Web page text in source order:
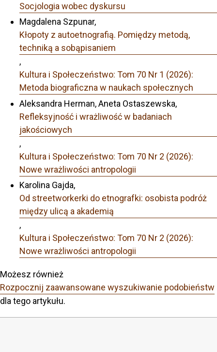
Socjologia wobec dyskursu
Magdalena Szpunar,
Kłopoty z autoetnografią. Pomiędzy metodą,
techniką a sobąpisaniem
,
Kultura i Społeczeństwo: Tom 70 Nr 1 (2026):
Metoda biograficzna w naukach społecznych
Aleksandra Herman, Aneta Ostaszewska,
Refleksyjność i wrażliwość w badaniach
jakościowych
,
Kultura i Społeczeństwo: Tom 70 Nr 2 (2026):
Nowe wrażliwości antropologii
Karolina Gajda,
Od streetworkerki do etnografki: osobista podróż
między ulicą a akademią
,
Kultura i Społeczeństwo: Tom 70 Nr 2 (2026):
Nowe wrażliwości antropologii
Możesz również
Rozpocznij zaawansowane wyszukiwanie podobieństw
dla tego artykułu.